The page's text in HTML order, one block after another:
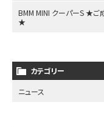
BMM MINI クーパーS ★ご
★
カテゴリー
ニュース